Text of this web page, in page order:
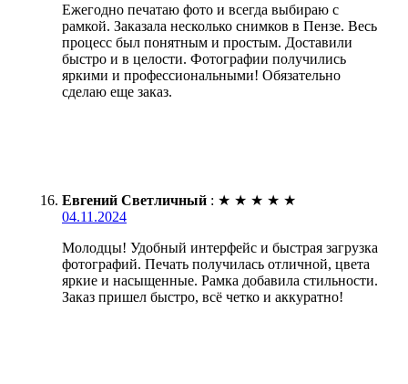
Ежегодно печатаю фото и всегда выбираю с
рамкой. Заказала несколько снимков в Пензе. Весь
процесс был понятным и простым. Доставили
быстро и в целости. Фотографии получились
яркими и профессиональными! Обязательно
сделаю еще заказ.
Евгений Светличный : ★ ★ ★ ★ ★
04.11.2024
Молодцы! Удобный интерфейс и быстрая загрузка
фотографий. Печать получилась отличной, цвета
яркие и насыщенные. Рамка добавила стильности.
Заказ пришел быстро, всё четко и аккуратно!